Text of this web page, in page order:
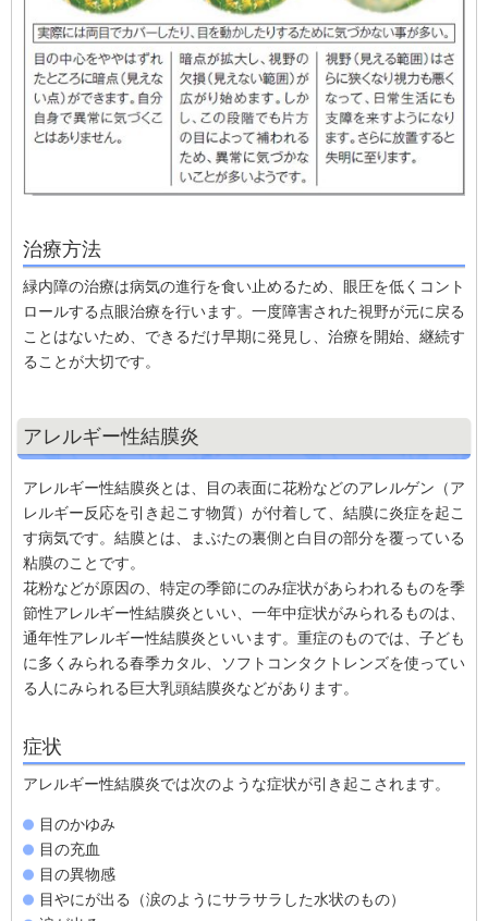
治療方法
緑内障の治療は病気の進行を食い止めるため、眼圧を低くコント
ロールする点眼治療を行います。一度障害された視野が元に戻る
ことはないため、できるだけ早期に発見し、治療を開始、継続す
ることが大切です。
アレルギー性結膜炎
アレルギー性結膜炎とは、目の表面に花粉などのアレルゲン（ア
レルギー反応を引き起こす物質）が付着して、結膜に炎症を起こ
す病気です。結膜とは、まぶたの裏側と白目の部分を覆っている
粘膜のことです。
花粉などが原因の、特定の季節にのみ症状があらわれるものを季
節性アレルギー性結膜炎といい、一年中症状がみられるものは、
通年性アレルギー性結膜炎といいます。重症のものでは、子ども
に多くみられる春季カタル、ソフトコンタクトレンズを使ってい
る人にみられる巨大乳頭結膜炎などがあります。
症状
アレルギー性結膜炎では次のような症状が引き起こされます。
目のかゆみ
目の充血
目の異物感
目やにが出る（涙のようにサラサラした水状のもの）